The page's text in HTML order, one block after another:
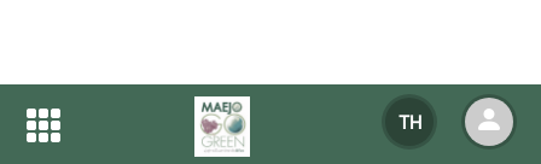
TH
ปฏิทินกิจกรรมของหน่วยงาน
ปฏิทินกิจกรรมของหน่วยงาน